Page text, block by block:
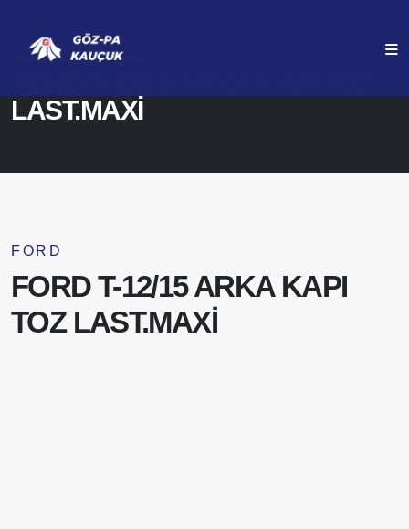
LAST.MAXİ
ANASAYFA ÜRÜNLERIMIZ
FORD
FORD T-12/15 ARKA KAPI
TOZ LAST.MAXİ